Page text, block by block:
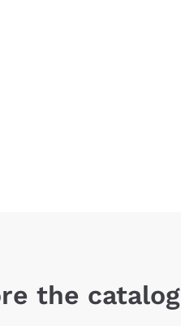
the catalog